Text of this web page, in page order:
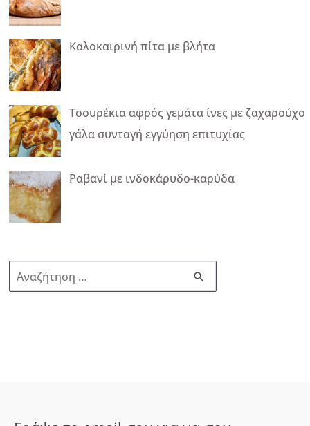
Καλοκαιρινή πίτα με βλήτα
Τσουρέκια αφρός γεμάτα ίνες με ζαχαρούχο
γάλα συνταγή εγγύηση επιτυχίας
Ραβανί με ινδοκάρυδο-καρύδα
ν
σ